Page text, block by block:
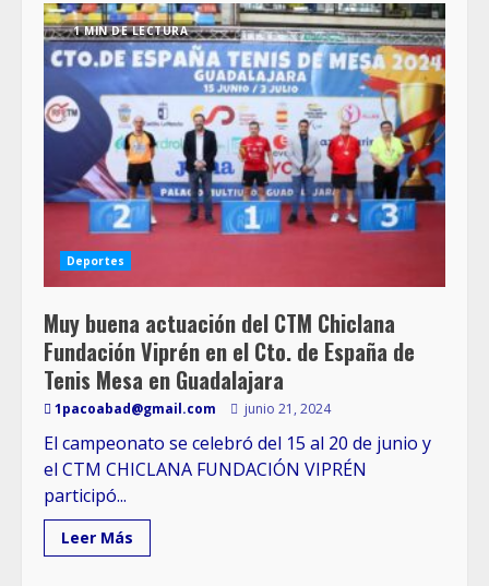
1 MIN DE LECTURA
Deportes
Muy buena actuación del CTM Chiclana
Fundación Viprén en el Cto. de España de
Tenis Mesa en Guadalajara
1pacoabad@gmail.com junio 21, 2024
El campeonato se celebró del 15 al 20 de junio y
el CTM CHICLANA FUNDACIÓN VIPRÉN
participó...
Leer Más